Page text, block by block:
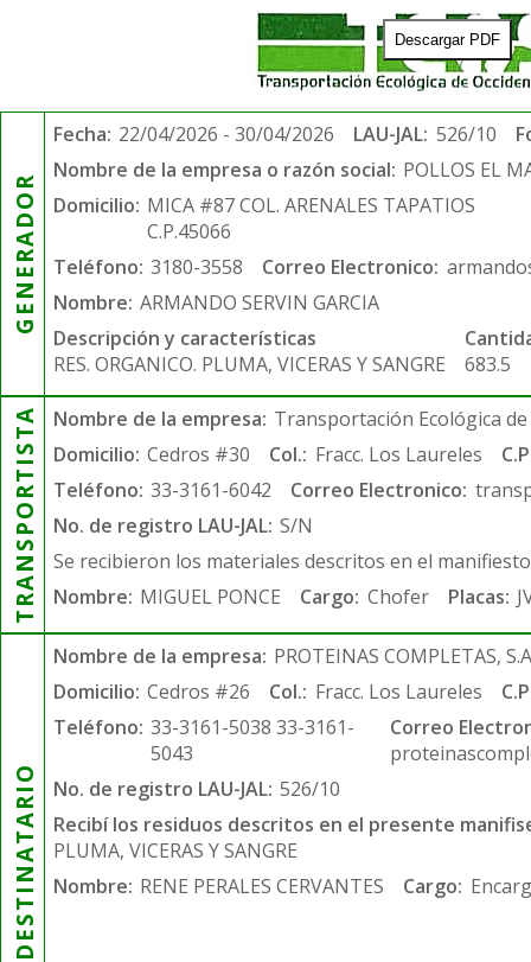
Descargar PDF
GENERADOR
Fecha: 22/04/2026 - 30/04/2026 LAU-JAL: 526/10
Nombre de la empresa o razón social: POLLOS EL
Domicilio: MICA #87 COL. ARENALES TAPATIOS
C.P.45066
Teléfono: 3180-3558 Correo Electronico:
Nombre: ARMANDO SERVIN GARCIA
Descripción y características
RES. ORGANICO. PLUMA, VICERAS Y SANGRE
683.5
TRANSPORTISTA Nombre de la empresa: Transportación Ecológica de
Domicilio: Cedros #30 Col.: Fracc. Los Laureles
Teléfono: 33-3161-6042 Correo Electronico:
No. de registro LAU-JAL: S/N
Se recibieron los materiales descritos en el
Nombre: MIGUEL PONCE Cargo: Chofer Placas:
DESTINATARIO
Nombre de la empresa: PROTEINAS COMPLETAS,
Domicilio: Cedros #26 Col.: Fracc. Los Laureles
Teléfono: 33-3161-5038 33-3161-
5043
Correo
No. de registro LAU-JAL: 526/10
Recibí los residuos descritos en el presente
PLUMA, VICERAS Y SANGRE
Nombre: RENE PERALES CERVANTES Cargo: